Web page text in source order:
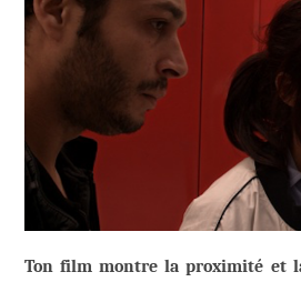
Ton film montre la proximité et